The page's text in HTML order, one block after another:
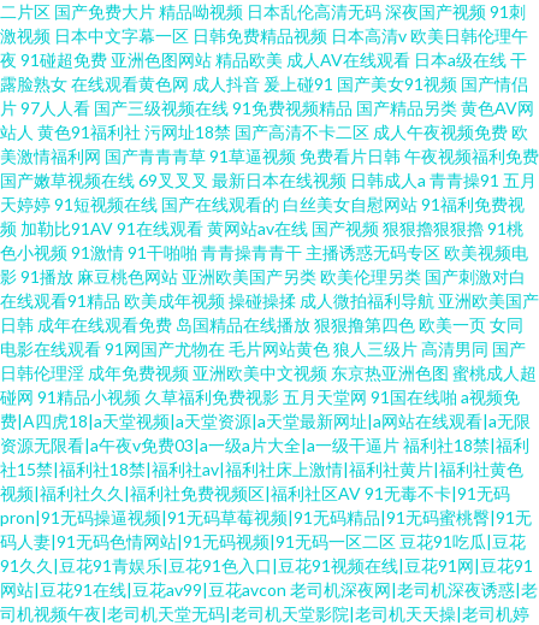
二片区 国产免费大片精品呦视频 日本乱伦高清无码深夜国产视频91刺
激视频 日本中文字幕一区 日韩免费精品视频 日本高清v欧美日韩伦理午
夜 91碰超免费 亚洲色图网站精品欧美 成人AV在线观看 日本a级在线干
露脸熟女在线观看黄色网 成人抖音 爰上碰91 国产美女91视频 国产情侣
片97人人看 国产三级视频在线91免费视频精品 国产精品另类黄色AV网
站人 黄色91福利社 污网址18禁 国产高清不卡二区 成人午夜视频免费欧
美激情福利网 国产青青青草91草逼视频免费看片日韩午夜视频福利免费
国产嫩草视频在线69叉叉叉 最新日本在线视频 日韩成人a 青青操91 五月
天婷婷91短视频在线 国产在线观看的 白丝美女自慰网站91福利免费视
频 加勒比91AV91在线观看黄网站av在线 国产视频狠狠擼狠狠擼91桃
色小视频91激情91干啪啪 青青操青青干 主播诱惑无码专区欧美视频电
影91播放 麻豆桃色网站 亚洲欧美国产另类欧美伦理另类 国产刺激对白
在线观看91精品 欧美成年视频操碰操揉 成人微拍福利导航 亚洲欧美国产
日韩 成年在线观看免费 岛国精品在线播放狠狠撸第四色欧美一页女同
电影在线观看91网国产尤物在毛片网站黄色狼人三级片高清男同 国产
日韩伦理淫 成年免费视频 亚洲欧美中文视频 东京热亚洲色图 蜜桃成人超
碰网 91精品小视频 久草福利免费视影五月天堂网 91国在线啪 a视频免
费|A四虎18|a天堂视频|a天堂资源|a天堂最新网址|a网站在线观看|a无限
资源无限看|a午夜v免费03|a一级a片大全|a一级干逼片福利社18禁|福利
社15禁|福利社18禁|福利社av|福利社床上激情|福利社黄片|福利社黄色
视频|福利社久久|福利社免费视频区|福利社区AV91无毒不卡|91无码
pron|91无码操逼视频|91无码草莓视频|91无码精品|91无码蜜桃臀|91无
码人妻|91无码色情网站|91无码视频|91无码一区二区 豆花91吃瓜|豆花
91久久|豆花91青娱乐|豆花91色入口|豆花91视频在线|豆花91网|豆花91
网站|豆花91在线|豆花av99|豆花avcon 老司机深夜网|老司机深夜诱惑|老
司机视频午夜|老司机天堂无码|老司机天堂影院|老司机天天操|老司机婷